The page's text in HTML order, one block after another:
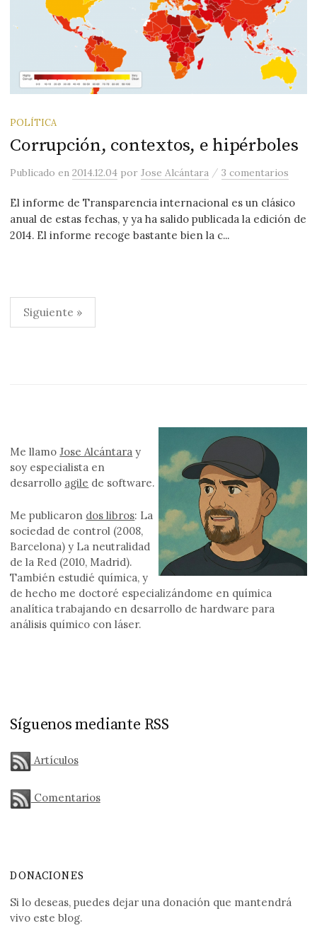
POLÍTICA
Corrupción, contextos, e hipérboles
Publicadoen2014.12.04 porJose Alcántara /3 comentarios
El informe de Transparencia internacional es un clásico
anual de estas fechas, y ya ha salido publicada la edición de
2014. El informe recoge bastante bien la c...
Paginación
de
Siguiente »
Me llamoJose Alcántara y
soy especialista en
desarrollo agile de software.
Me publicaron dos libros: La
sociedad de control (2008,
Barcelona) y La neutralidad
de la Red (2010, Madrid).
También estudié química, y
de hecho me doctoré especializándome en química
analítica trabajando en desarrollo de hardware para
análisis químico con láser.
Síguenos mediante RSS
Artículos
Comentarios
DONACIONES
Si lo deseas, puedes dejar una donación que mantendrá
vivo este blog.